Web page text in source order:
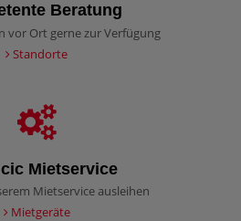
Beratung
vor Ort gerne zur Verfügung
Standorte
Mietservice
Mietservice ausleihen
Mietgeräte